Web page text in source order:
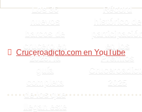
Los 36
nuevos
barcos de
crucero en
2026: la
completa
de los que
llegan este
Récord
histórico de
participación
en los
Premios
Cruceroadicto
2025
Cruceroadicto.com en YouTube